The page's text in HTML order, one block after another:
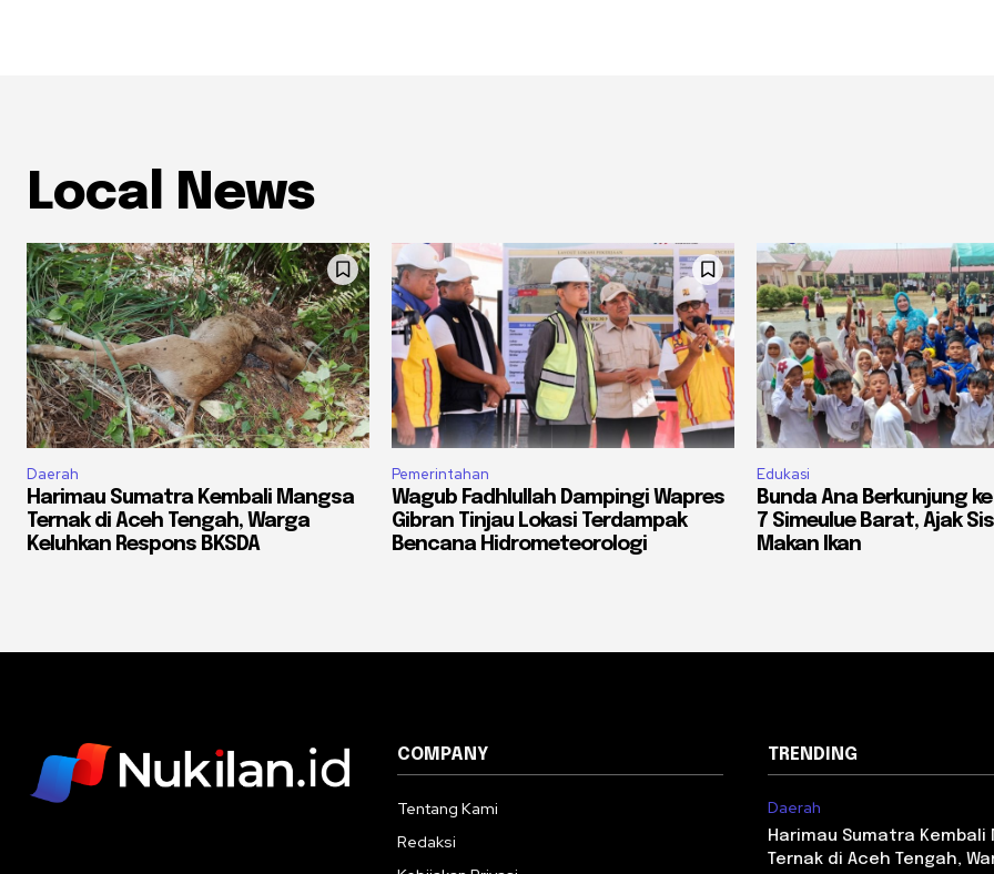
Local News
Daerah
Harimau Sumatra Kembali Mangsa
Ternak di Aceh Tengah, Warga
Keluhkan Respons BKSDA
Pemerintahan
Wagub Fadhlullah Dampingi Wapres
Gibran Tinjau Lokasi Terdampak
Bencana Hidrometeorologi
Edukasi
Bunda Ana Berkunjung
7 Simeulue Barat, Ajak
Makan Ikan
COMPANY
Tentang Kami
Redaksi
TRENDING
Daerah
Harimau Sumatra Kembali
Ternak di Aceh Tengah,